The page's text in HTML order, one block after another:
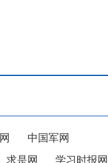
中国军网
求是网 学习时报网